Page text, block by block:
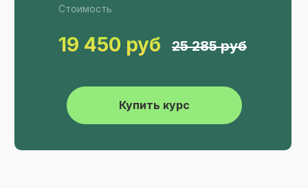
Стоимость
Купить курс
19 450 руб 25 285 руб